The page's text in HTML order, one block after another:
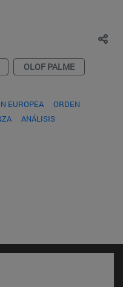
OLOF PALME
EUROPEA
ORDEN
ANÁLISIS